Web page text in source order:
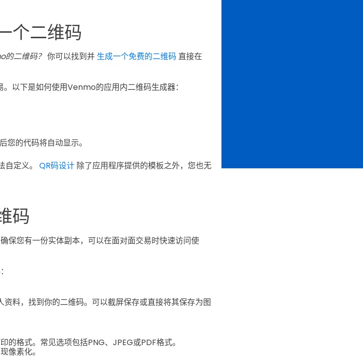
个二维码
二维码？ 你可以找到并生成一个免费的二维码 直接在
以下是如何使用Venmo的应用内二维码生成器：
您的代码将自动显示。
定义。 QR码设计 除了应用程序提供的模板之外，您也无
码
保您有一份实体副本，可以在面对面交易时快速访问使
资料，找到你的二维码。可以截屏保存或直接将其保存为图
的格式。常见选项包括PNG、JPEG或PDF格式。
像素化。